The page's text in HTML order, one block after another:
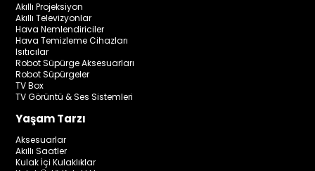
Akıllı Projeksiyon
Akıllı Televizyonlar
Hava Nemlendiriciler
Hava Temizleme Cihazları
Isıtıcılar
Robot Süpürge Aksesuarları
Robot Süpürgeler
TV Box
TV Görüntü & Ses Sistemleri
Yaşam Tarzı
Aksesuarlar
Akıllı Saatler
Kulak İçi Kulaklıklar